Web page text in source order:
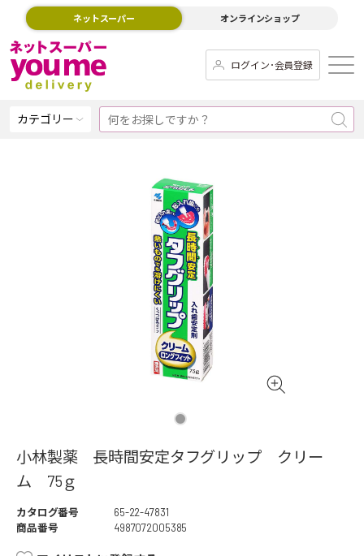
ネットスーパー オンラインショップ
ログイン･会員登録
カテゴリー
小林製薬 長時間安定タフグリップ クリー
ム 75ｇ
カタログ番号
65-22-47831
商品番号
4987072005385